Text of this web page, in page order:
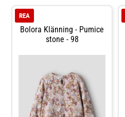
Bolora Klänning - Pumice
stone - 98
REA